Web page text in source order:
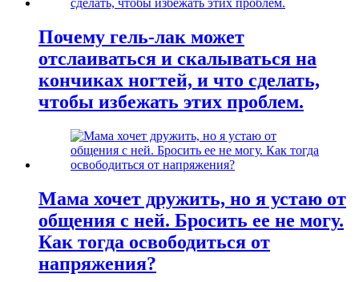
Почему гель-лак может
отслаиваться и скалываться на
кончиках ногтей, и что сделать,
чтобы избежать этих проблем.
Мама хочет дружить, но я устаю от
общения с ней. Бросить ее не могу.
Как тогда освободиться от
напряжения?